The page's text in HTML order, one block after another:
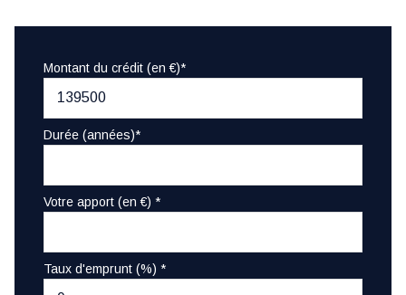
Montant du crédit (en €)*
Durée (années)*
Votre apport (en €) *
Taux d'emprunt (%) *